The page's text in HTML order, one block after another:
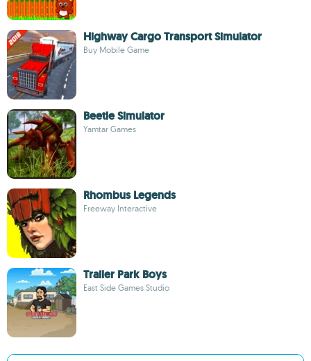
Highway Cargo Transport Simulator
Buy Mobile Game
Beetle Simulator
Yamtar Games
Rhombus Legends
Freeway Interactive
Trailer Park Boys
East Side Games Studio